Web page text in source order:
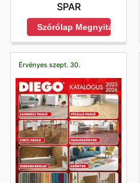
SPAR
Szórólap Megnyitása
Érvényes szept. 30.